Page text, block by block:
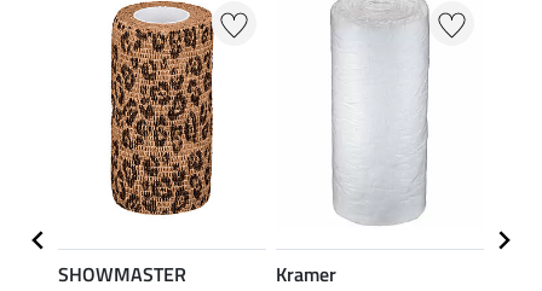
SHOWMASTER
Kramer